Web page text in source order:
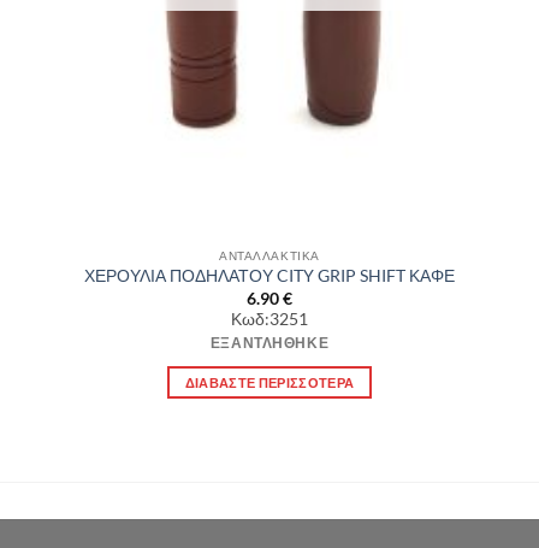
ΑΝΤΑΛΛΑΚΤΙΚΑ
ΧΕΡΟΥΛΙΑ ΠΟΔΗΛΑΤΟΥ CITY GRIP SHIFT ΚΑΦΕ
6.90€
Κωδ:3251
ΕΞΑΝΤΛΉΘΗΚΕ
ΔΙΑΒΆΣΤΕ ΠΕΡΙΣΣΌΤΕΡΑ